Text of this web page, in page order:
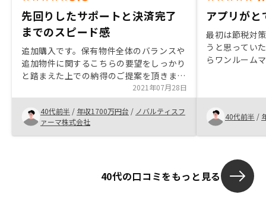
先回りしたサポートと決済完了
までのスピード感
追加購入です。保有物件全体のバランスや
追加物件に関するこちらの要望をしっかり
と踏まえた上での納得のご提案を頂きまし
た。 こちらの疑問を先回りしたサポート
と決済完了までのスピード感も素晴らしい
と思いました。契約時の書類は手記入の部
分が無くなっていくとより効率的かと思い
ました。
2021年07月28日
40代前半 / 年収1700万円台 / ノバルティスフ
ァーマ株式会社
アプリが
最初は節税対
うと思ってい
らワンルーム
も購入した。
すい。
40代前半 /
40代の口コミをもっと見る